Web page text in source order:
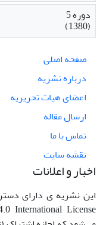
دوره 5
(1380)
صفحه اصلی
درباره نشریه
اعضای هیات تحریریه
ارسال مقاله
تماس با ما
نقشه سایت
اخبار و اعلانات
این نشریه ی دارای